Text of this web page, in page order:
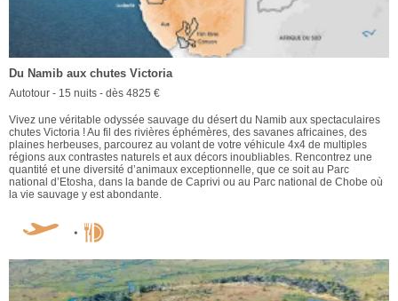
Du Namib aux chutes Victoria
Autotour - 15 nuits - dès 4825 €
Vivez une véritable odyssée sauvage du désert du Namib aux spectaculaires
chutes Victoria ! Au fil des rivières éphémères, des savanes africaines, des
plaines herbeuses, parcourez au volant de votre véhicule 4x4 de multiples
régions aux contrastes naturels et aux décors inoubliables. Rencontrez une
quantité et une diversité d’animaux exceptionnelle, que ce soit au Parc
national d’Etosha, dans la bande de Caprivi ou au Parc national de Chobe où
la vie sauvage y est abondante.